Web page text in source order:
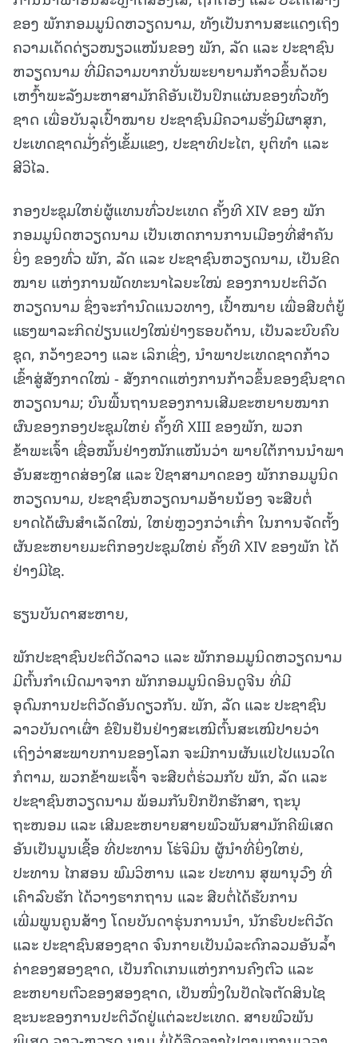
ຂອງ ພັກກອມມູນິດຫວຽດນາມ, ທັງເປັນການສະແດງເຖິງ
ຄວາມເດັດດ່ຽວໜຽວແໜ້ນຂອງ ພັກ, ລັດ ແລະ ປະຊາຊົນ
ຫວຽດນາມ ທີ່ມີຄວາມບາກບັ່ນພະຍາຍາມກ້າວຂຶ້ນດ້ວຍ
ເຫງົ້າພະລັງມະຫາສາມັກຄີອັນເປັນປຶກແຜ່ນຂອງທົ່ວທັງ
ຊາດ ເພື່ອບັນລຸເປົ້າໝາຍ ປະຊາຊົນມີຄວາມຮັ່ງມີຜາສຸກ,
ປະເທດຊາດມັ່ງຄັ່ງເຂັ້ມແຂງ, ປະຊາທິປະໄຕ, ຍຸຕິທໍາ ແລະ
ສີວິໄລ.
ກອງປະຊຸມໃຫຍ່ຜູ້ແທນທົ່ວປະເທດ ຄັ້ງທີ XIV ຂອງ ພັກ
ກອມມູນິດຫວຽດນາມ ເປັນເຫດການການເມືອງທີ່ສໍາຄັນ
ຍິ່ງ ຂອງທົ່ວ ພັກ, ລັດ ແລະ ປະຊາຊົນຫວຽດນາມ, ເປັນຂີດ
ໝາຍ ແຫ່ງການພັດທະນາໄລຍະໃໝ່ ຂອງການປະຕິວັດ
ຫວຽດນາມ ຊຶ່ງຈະກໍານົດແນວທາງ, ເປົ້າໝາຍ ເພື່ອສືບຕໍ່ຍູ້
ແຮງພາລະກິດປ່ຽນແປງໃໝ່ຢ່າງຮອບດ້ານ, ເປັນລະບົບຄົບ
ຊຸດ, ກວ້າງຂວາງ ແລະ ເລິກເຊິ່ງ, ນຳພາປະເທດຊາດກ້າວ
ເຂົ້າສູ່ສັງກາດໃໝ່ - ສັງກາດແຫ່ງການກ້າວຂຶ້ນຂອງຊົນຊາດ
ຫວຽດນາມ; ບົນພື້ນຖານຂອງການເສີມຂະຫຍາຍໝາກ
ຜົນຂອງກອງປະຊຸມໃຫຍ່ ຄັ້ງທີ XIII ຂອງພັກ, ພວກ
ຂ້າພະເຈົ້າ ເຊື່ອໝັ້ນຢ່າງໜັກແໜ້ນວ່າ ພາຍໃຕ້ການນໍາພາ
ອັນສະຫຼາດສ່ອງໃສ ແລະ ປີຊາສາມາດຂອງ ພັກກອມມູນິດ
ຫວຽດນາມ, ປະຊາຊົນຫວຽດນາມອ້າຍນ້ອງ ຈະສືບຕໍ່
ຍາດໄດ້ຜົນສໍາເລັດໃໝ່, ໃຫຍ່ຫຼວງກວ່າເກົ່າ ໃນການຈັດຕັ້ງ
ຜັນຂະຫຍາຍມະຕິກອງປະຊຸມໃຫຍ່ ຄັ້ງທີ XIV ຂອງພັກ ໄດ້
ຢ່າງມີໄຊ.
ຮຽນບັນດາສະຫາຍ,
ພັກປະຊາຊົນປະຕິວັດລາວ ແລະ ພັກກອມມູນິດຫວຽດນາມ
ມີຕົ້ນກໍາເນີດມາຈາກ ພັກກອມມູນິດອິນດູຈີນ ທີ່ມີ
ອຸດົມການປະຕິວັດອັນດຽວກັນ. ພັກ, ລັດ ແລະ ປະຊາຊົນ
ລາວບັນດາເຜົ່າ ຂໍຢືນຢັນຢ່າງສະເໝີຕົ້ນສະເໝີປາຍວ່າ
ເຖິງວ່າສະພາບການຂອງໂລກ ຈະມີການຜັນແປໄປແນວໃດ
ກໍຕາມ, ພວກຂ້າພະເຈົ້າ ຈະສືບຕໍ່ຮ່ວມກັບ ພັກ, ລັດ ແລະ
ປະຊາຊົນຫວຽດນາມ ພ້ອມກັນປົກປັກຮັກສາ, ຖະນຸ
ຖະໜອມ ແລະ ເສີມຂະຫຍາຍສາຍພົວພັນສາມັກຄີພິເສດ
ອັນເປັນມູນເຊື້ອ ທີ່ປະທານ ໂຮ່ຈິມິນ ຜູ້ນໍາທີ່ຍິ່ງໃຫຍ່,
ປະທານ ໄກສອນ ພົມວິຫານ ແລະ ປະທານ ສຸພານຸວົງ ທີ່
ເຄົາລົບຮັກ ໄດ້ວາງຮາກຖານ ແລະ ສືບຕໍ່ໄດ້ຮັບການ
ເພີ່ມພູນຄູນສ້າງ ໂດຍບັນດາຮຸ່ນການນຳ, ນັກຮົບປະຕິວັດ
ແລະ ປະຊາຊົນສອງຊາດ ຈົນກາຍເປັນມໍລະດົກລວມອັນລ້ຳ
ຄ່າຂອງສອງຊາດ, ເປັນກົດເກນແຫ່ງການຄົງຕົວ ແລະ
ຂະຫຍາຍຕົວຂອງສອງຊາດ, ເປັນໜຶ່ງໃນປັດໄຈຕັດສິນໄຊ
ຊະນະຂອງການປະຕິວັດຢູ່ແຕ່ລະປະເທດ. ສາຍພົວພັນ